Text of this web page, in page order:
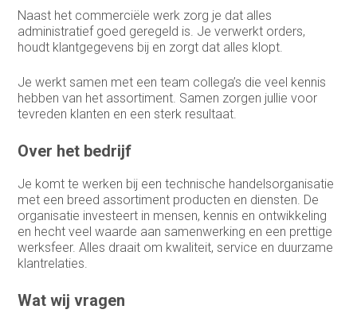
Naast het commerciële werk zorg je dat alles
administratief goed geregeld is. Je verwerkt orders,
houdt klantgegevens bij en zorgt dat alles klopt.
Je werkt samen met een team collega’s die veel kennis
hebben van het assortiment. Samen zorgen jullie voor
tevreden klanten en een sterk resultaat.
Over het bedrijf
Je komt te werken bij een technische handelsorganisatie
met een breed assortiment producten en diensten. De
organisatie investeert in mensen, kennis en ontwikkeling
en hecht veel waarde aan samenwerking en een prettige
werksfeer. Alles draait om kwaliteit, service en duurzame
klantrelaties.
Wat wij vragen
Inkoop assistent
Inkoop/product manager
Inkoper/Product Manager
Inside Sales
Inside sales engineer
Legal
Marketing &
Communicatiemedewerker
Medewerker Bedrijfsbureau
Medewerker buitendienst